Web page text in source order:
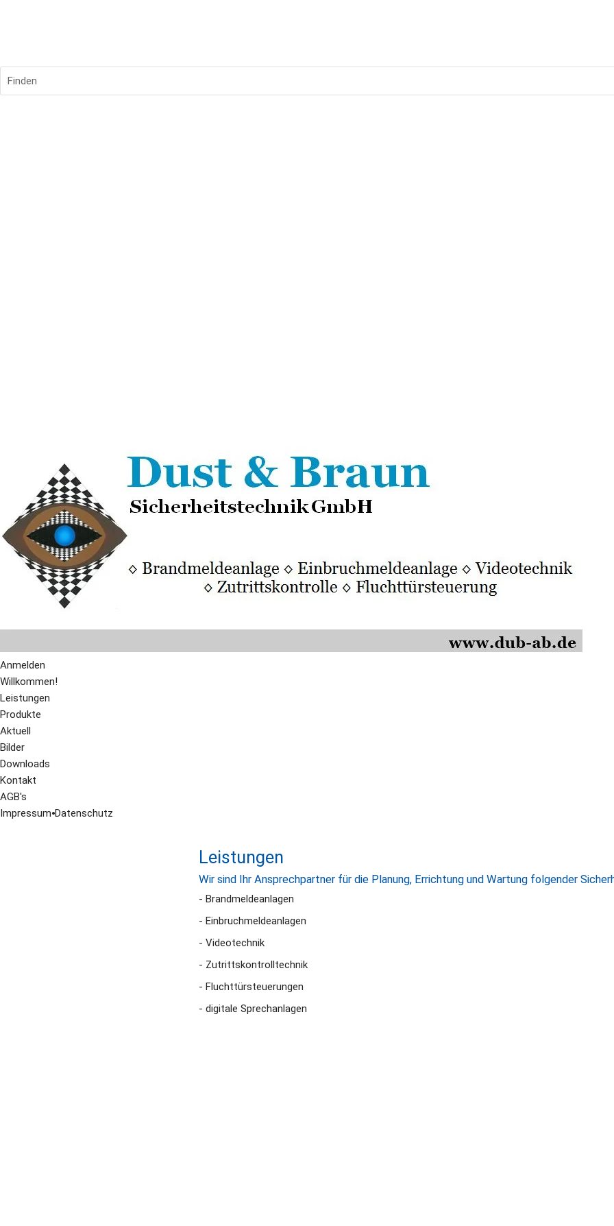
Finden
Anmelden
Willkommen!
Leistungen
Produkte
Aktuell
Bilder
Downloads
Kontakt
AGB's
Impressum⦁Datenschutz
Leistungen
Wir sind Ihr Ansprechpartner für die Planung, Errichtung und Wartung folgender
- Brandmeldeanlagen
- Einbruchmeldeanlagen
- Videotechnik
- Zutrittskontrolltechnik
- Fluchttürsteuerungen
- digitale Sprechanlagen